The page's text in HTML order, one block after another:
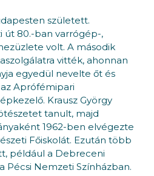
született.
út 80.-ban varrógép-,
volt. A második
vitték, ahonnan
egyedül nevelte őt és
Aprófémipari
Krausz György
tanult, majd
1962-ben elvégezte
Főiskolát. Ezután több
például a Debreceni
Pécsi Nemzeti Színházban.